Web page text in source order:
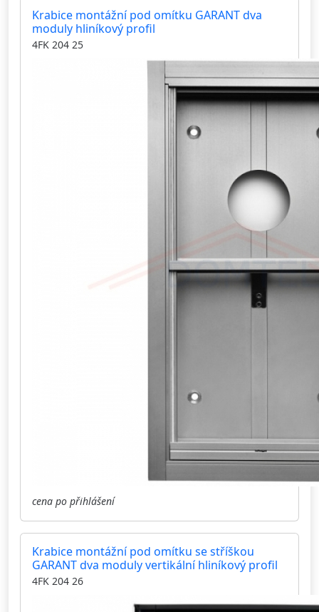
Krabice montážní pod omítku GARANT dva
moduly hliníkový profil
4FK 204 25
cena po přihlášení
Krabice montážní pod omítku se stříškou
GARANT dva moduly vertikální hliníkový profil
4FK 204 26